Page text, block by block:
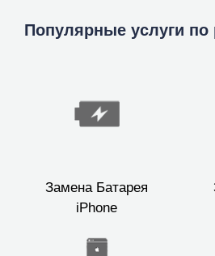
Популярные услуги
Замена Батарея
iPhone